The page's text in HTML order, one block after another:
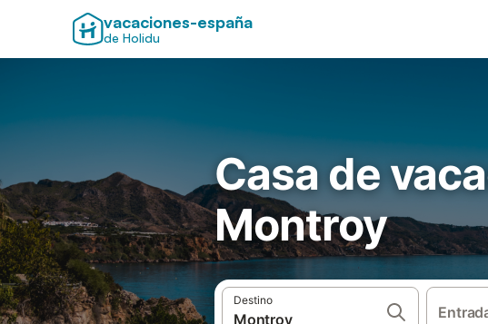
vacaciones-españa
de Holidu
Casa de
Montroy
Destino